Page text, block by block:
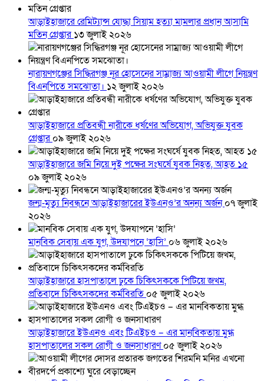
আড়াইহাজারে রেমিট্যান্স যোদ্ধা সিয়াম হত্যা মামলার প্রধান আসামি
মতিন গ্রেপ্তার১৩ জুলাই ২০২৬
নারায়ণগঞ্জের সিদ্ধিরগঞ্জ নূর হোসেনের সাম্রাজ্য আওয়ামী লীগে নিয়ন্ত্রণ
বিএনপিতে সমঝোতা। ১২ জুলাই ২০২৬
আড়াইহাজারে প্রতিবন্ধী নারীকে ধর্ষণের অভিযোগ, অভিযুক্ত যুবক
গ্রেপ্তার০৯ জুলাই ২০২৬
আড়াইহাজারে জমি নিয়ে দুই পক্ষের সংঘর্ষে যুবক নিহত, আহত ১৫
০৯ জুলাই ২০২৬
জন্ম-মৃত্যু নিবন্ধনে আড়াইহাজারের ইউএনও’র অনন্য অর্জন০৭ জুলাই
২০২৬
মানবিক সেবায় এক যুগ, উদযাপনে ‘হাসি’ ০৬ জুলাই ২০২৬
আড়াইহাজারে হাসপাতালে ঢুকে চিকিৎসককে পিটিয়ে জখম,
প্রতিবাদে চিকিৎসকদের কর্মবিরতি ০৫ জুলাই ২০২৬
আড়াইহাজারে ইউএনও এবং টিএইচও – এর মানবিকতায় মুগ্ধ
হাসপাতালের সকল রোগী ও জনসাধারণ০৫ জুলাই ২০২৬